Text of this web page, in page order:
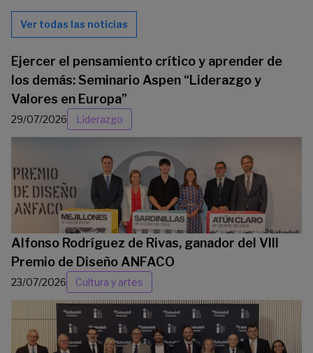
Ver todas las noticias
Ejercer el pensamiento crítico y aprender de
los demás: Seminario Aspen “Liderazgo y
Valores en Europa”
29/07/2026 Liderazgo
Alfonso Rodríguez de Rivas, ganador del VIII
Premio de Diseño ANFACO
23/07/2026 Cultura y artes